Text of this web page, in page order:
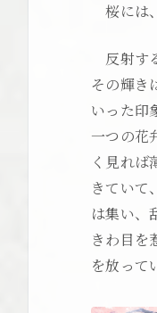
桜には
反射す
その輝き
いった印
一つの花
く見れば
きていて
は集い、
きわ目を
を放って